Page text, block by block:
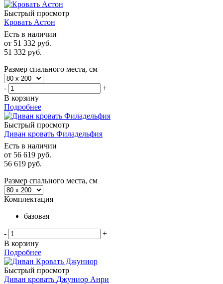
Быстрый просмотр
Кровать Астон
Есть в наличии
от 51 332 руб.
51 332 руб.
Размер спального места, см
-
+
В корзину
Подробнее
Быстрый просмотр
Диван кровать Филадельфия
Есть в наличии
от 56 619 руб.
56 619 руб.
Размер спального места, см
Комплектация
базовая
-
+
В корзину
Подробнее
Быстрый просмотр
Диван кровать Джуниор Анри